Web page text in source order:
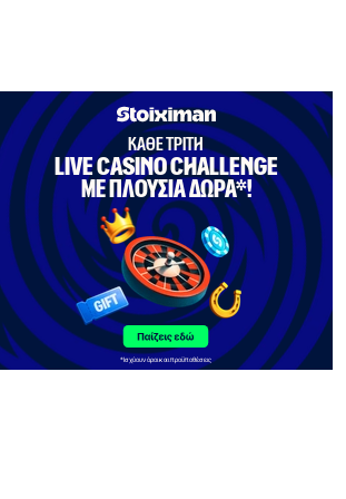
διάσωσης στην πυρκαγιά
9|08|2026 | 8:30
ΕΛΛΑΔΑ
Κορυφώνεται η έξοδος των αδειούχων
9|08|2026 | 8:20
ΚΟΣΜΟΣ
Οι όροι που θέτει το Ιράν για το
άνοιγμα των Στενών του Ορμούζ
9|08|2026 | 8:10